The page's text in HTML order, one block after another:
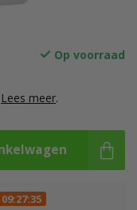
Op voorraad
Lees meer.
09:27:34